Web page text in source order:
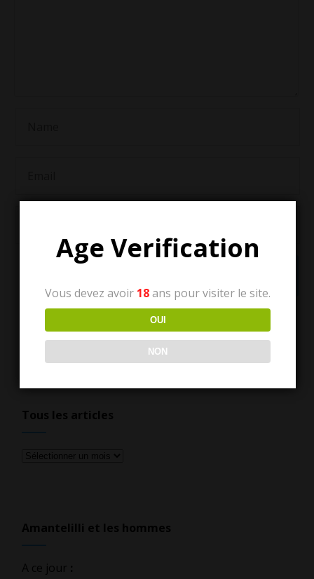
Tous les articles
Tous
Amantelilli et les hommes
A ce jour :
Age Verification
Vous devez avoir 18ans pour visiter le site.
OUI
NON